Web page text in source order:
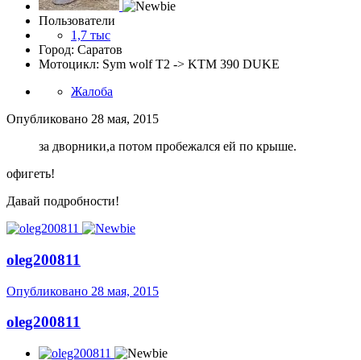
Пользователи
1,7 тыс
Город: Саратов
Мотоцикл: Sym wolf T2 -> KTM 390 DUKE
Жалоба
Опубликовано 28 мая, 2015
за дворники,а потом пробежался ей по крыше.
офигеть!
Давай подробности!
oleg200811
Опубликовано 28 мая, 2015
oleg200811